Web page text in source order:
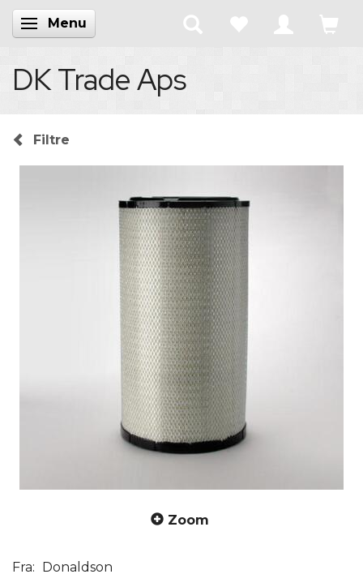
Skifte navigation
Menu
DK Trade Aps
Filtre
Zoom
Fra: Donaldson